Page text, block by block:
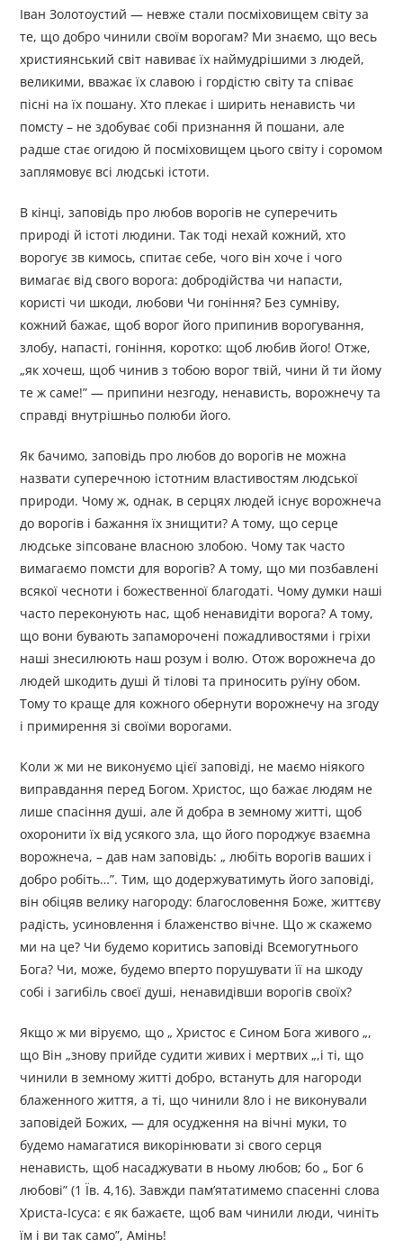
Іван Золотоустий — невже стали посміховищем світу за
те, що добро чинили своїм ворогам? Ми знаємо, що весь
християнський світ навиває їх наймудрішими з людей,
великими, вважає їх славою і гордістю світу та співає
пісні на їх пошану. Хто плекає і ширить ненависть чи
помсту – не здобуває собі признання й пошани, але
радше стає огидою й посміховищем цього світу і соромом
заплямовує всі людські істоти.
В кінці, заповідь про любов ворогів не суперечить
природі й істоті людини. Так тоді нехай кожний, хто
ворогує зв кимось, спитає себе, чого він хоче і чого
вимагає від свого ворога: добродійства чи напасти,
користі чи шкоди, любови Чи гоніння? Без сумніву,
кожний бажає, щоб ворог його припинив ворогування,
злобу, напасті, гоніння, коротко: щоб любив його! Отже,
„як хочеш, щоб чинив з тобою ворог твій, чини й ти йому
те ж саме!” — припини незгоду, ненависть, ворожнечу та
справді внутрішньо полюби його.
Як бачимо, заповідь про любов до ворогів не можна
назвати суперечною істотним властивостям людської
природи. Чому ж, однак, в серцях людей існує ворожнеча
до ворогів і бажання їх знищити? А тому, що серце
людське зіпсоване власною злобою. Чому так часто
вимагаємо помсти для ворогів? А тому, що ми позбавлені
всякої чесноти і божественної благодаті. Чому думки наші
часто переконують нас, щоб ненавидіти ворога? А тому,
що вони бувають запаморочені пожадливостями і гріхи
наші знесилюють наш розум і волю. Отож ворожнеча до
людей шкодить душі й тілові та приносить руїну обом.
Тому то краще для кожного обернути ворожнечу на згоду
і примирення зі своїми ворогами.
Коли ж ми не виконуємо цієї заповіді, не маємо ніякого
виправдання перед Богом. Христос, що бажає людям не
лише спасіння душі, але й добра в земному житті, щоб
охоронити їх від усякого зла, що його породжує взаємна
ворожнеча, – дав нам заповідь: „ любіть ворогів ваших і
добро робіть…”. Тим, що додержуватимуть його заповіді,
він обіцяв велику нагороду: благословення Боже, життєву
радість, усиновлення і блаженство вічне. Що ж скажемо
ми на це? Чи будемо коритись заповіді Всемогутнього
Бога? Чи, може, будемо вперто порушувати її на шкоду
собі і загибіль своєї душі, ненавидівши ворогів своїх?
Якщо ж ми віруємо, що „ Христос є Сином Бога живого „,
що Він „знову прийде судити живих і мертвих „,і ті, що
чинили в земному житті добро, встануть для нагороди
блаженного життя, а ті, що чинили 8ло і не виконували
заповідей Божих, — для осудження на вічні муки, то
будемо намагатися викорінювати зі свого серця
ненависть, щоб насаджувати в ньому любов; бо „ Бог 6
любові” (1 Їв. 4,16). Завжди пам’ятатимемо спасенні слова
Христа-Ісуса: є як бажаєте, щоб вам чинили люди, чиніть
їм і ви так само”, Амінь!